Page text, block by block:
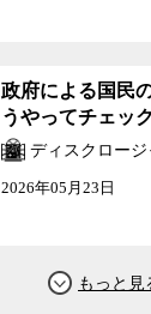
政府による国民
うやってチェッ
ディスクロージ
2026年05月23日